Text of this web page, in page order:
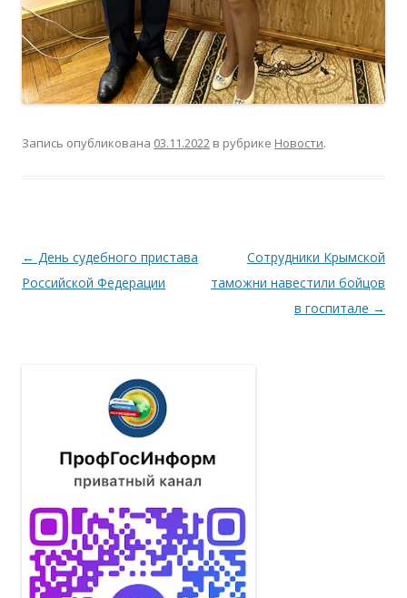
Запись опубликована 03.11.2022 в рубрике Новости.
Навигация по записям
← День судебного пристава
Российской Федерации
Сотрудники Крымской
таможни навестили бойцов
в госпитале →